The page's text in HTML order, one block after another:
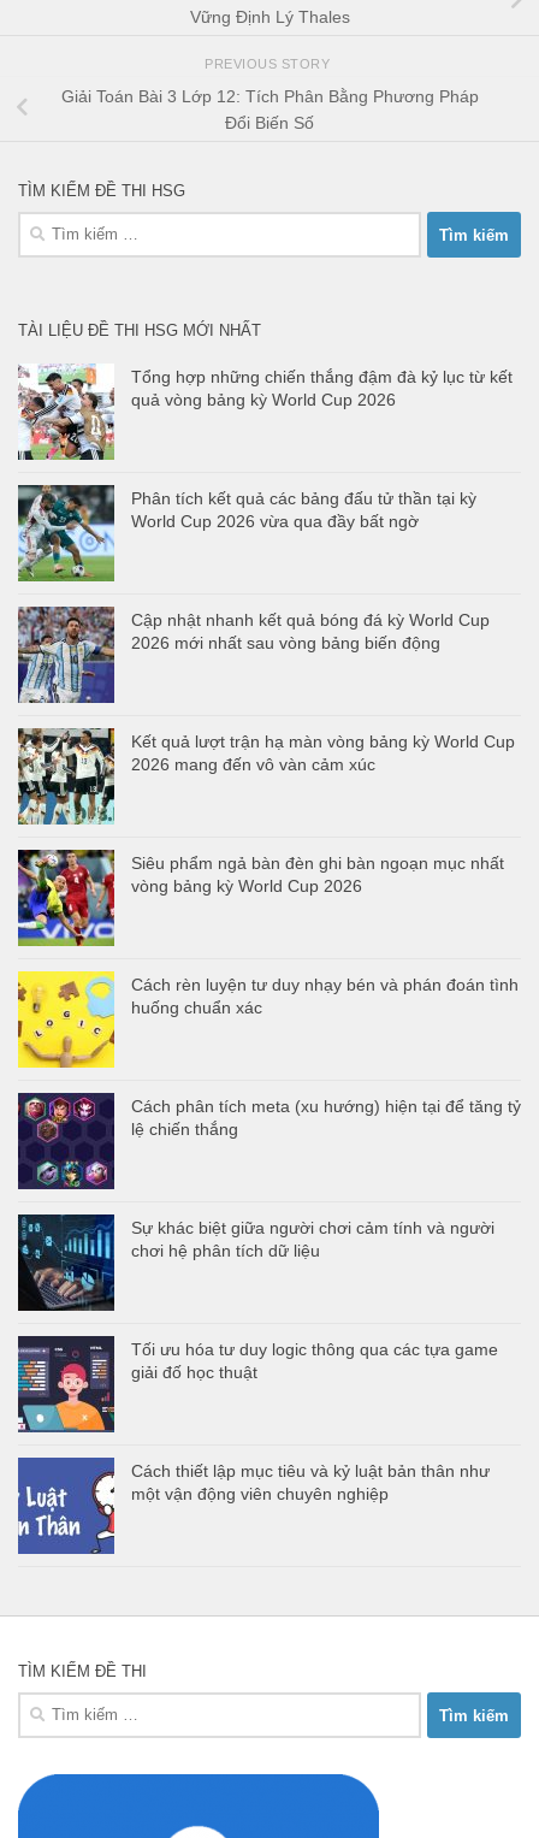
Vững Định Lý Thales
PREVIOUS STORY
Giải Toán Bài 3 Lớp 12: Tích Phân Bằng Phương Pháp
Đổi Biến Số
TÌM KIẾM ĐỀ THI HSG
Tìm
TÀI LIỆU ĐỀ THI HSG MỚI NHẤT
Tổng hợp những chiến thắng đậm đà kỷ lục từ kết
quả vòng bảng kỳ World Cup 2026
Phân tích kết quả các bảng đấu tử thần tại kỳ
World Cup 2026 vừa qua đầy bất ngờ
Cập nhật nhanh kết quả bóng đá kỳ World Cup
2026 mới nhất sau vòng bảng biến động
Kết quả lượt trận hạ màn vòng bảng kỳ World Cup
2026 mang đến vô vàn cảm xúc
Siêu phẩm ngả bàn đèn ghi bàn ngoạn mục nhất
vòng bảng kỳ World Cup 2026
Cách rèn luyện tư duy nhạy bén và phán đoán tình
huống chuẩn xác
Cách phân tích meta (xu hướng) hiện tại để tăng tỷ
lệ chiến thắng
Sự khác biệt giữa người chơi cảm tính và người
chơi hệ phân tích dữ liệu
Tối ưu hóa tư duy logic thông qua các tựa game
giải đố học thuật
Cách thiết lập mục tiêu và kỷ luật bản thân như
một vận động viên chuyên nghiệp
TÌM KIẾM ĐỀ THI
Tìm